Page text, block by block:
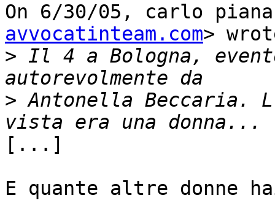
On 6/30/05, carlo
avvocatinteam.com>
> Il 4 a Bologna,
> Antonella Beccaria.
[...]
E quante altre donne